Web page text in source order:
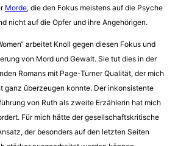
Morde, die den Fokus meistens auf die Psyche
nicht auf die Opfer und ihre Angehörigen.
arbeitet Knoll gegen diesen Fokus und
von Mord und Gewalt. Sie tut dies in der
Romans mit Page-Turner Qualität, der mich
ganz überzeugen konnte. Der inkonsistente
von Ruth als zweite Erzählerin hat mich
Für mich hätte der gesellschaftskritische
der besonders auf den letzten Seiten